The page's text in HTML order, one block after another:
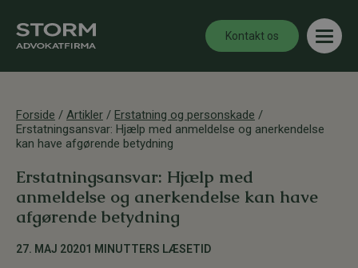
Kontakt os
Forside / Artikler / Erstatning og personskade /
Erstatningsansvar: Hjælp med anmeldelse og anerkendelse
kan have afgørende betydning
Erstatningsansvar: Hjælp med
anmeldelse og anerkendelse kan have
afgørende betydning
27. MAJ 20201 MINUTTERS LÆSETID